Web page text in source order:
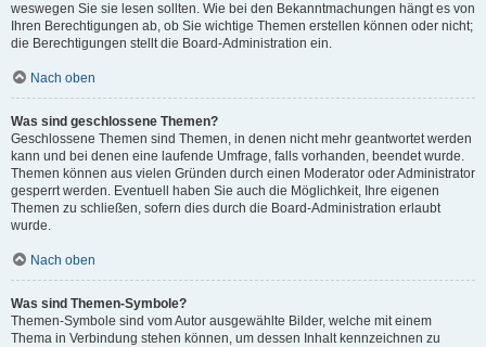
weswegen Sie sie lesen sollten. Wie bei den Bekanntmachungen hängt es von
Ihren Berechtigungen ab, ob Sie wichtige Themen erstellen können oder nicht;
die Berechtigungen stellt die Board-Administration ein.
Nach oben
Was sind geschlossene Themen?
Geschlossene Themen sind Themen, in denen nicht mehr geantwortet werden
kann und bei denen eine laufende Umfrage, falls vorhanden, beendet wurde.
Themen können aus vielen Gründen durch einen Moderator oder Administrator
gesperrt werden. Eventuell haben Sie auch die Möglichkeit, Ihre eigenen
Themen zu schließen, sofern dies durch die Board-Administration erlaubt
wurde.
Nach oben
Was sind Themen-Symbole?
Themen-Symbole sind vom Autor ausgewählte Bilder, welche mit einem
Thema in Verbindung stehen können, um dessen Inhalt kennzeichnen zu